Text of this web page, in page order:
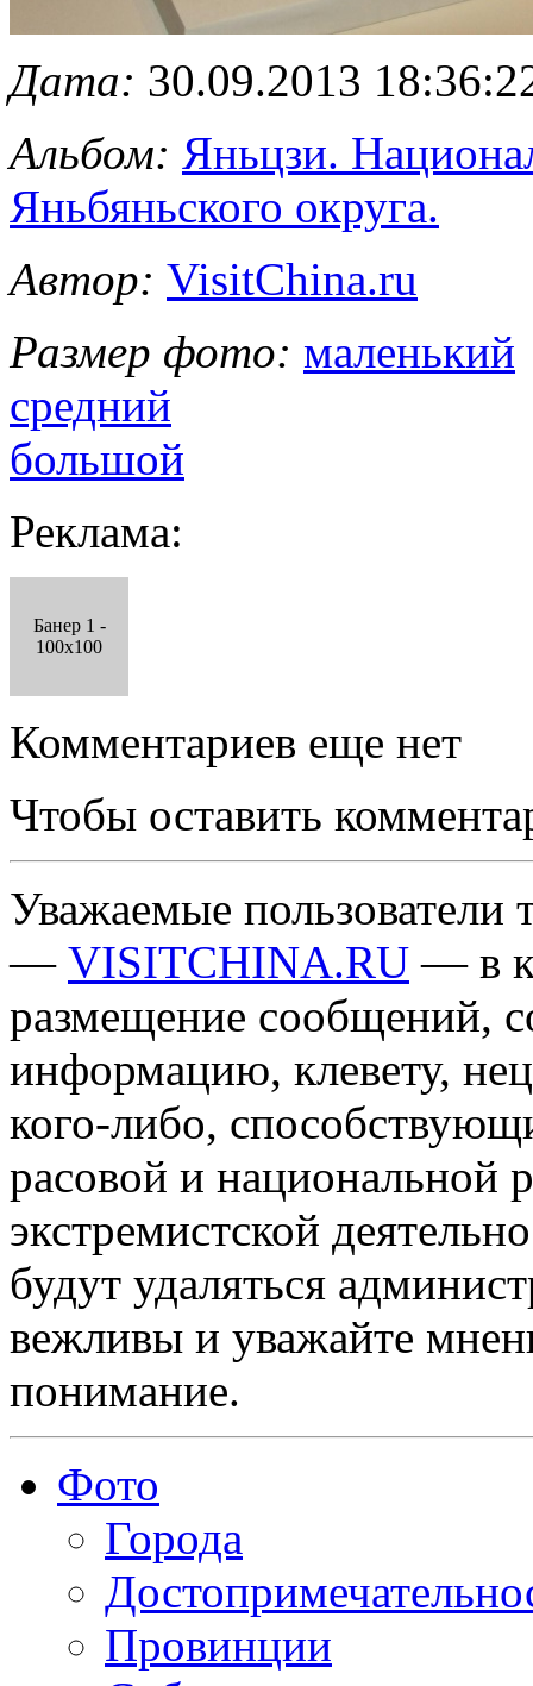
Дата: 30.09.2013
Альбом: Яньцзи.
Яньбяньского округа.
Автор: VisitChina.ru
Размер фото: маленький
средний
большой
Реклама:
Банер 1 -
100x100
Комментариев еще нет
Чтобы оставить
Уважаемые пользователи
— VISITCHINA.RU — в
размещение сообщений,
информацию, клевету,
кого-либо,
расовой и национальной
экстремистской
будут удаляться
вежливы и уважайте
понимание.
Фото
Города
Провинции